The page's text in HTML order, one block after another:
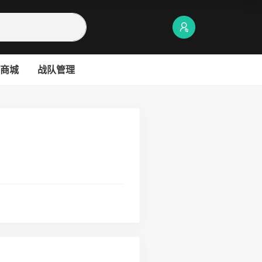
城 战队管理